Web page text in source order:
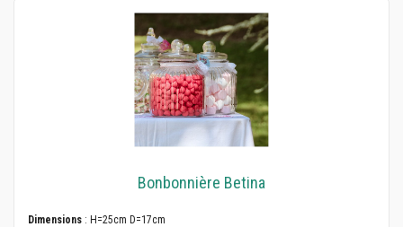
Bonbonnière Betina
Dimensions : H=25cm D=17cm